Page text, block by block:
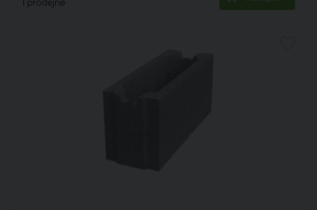
1 prodejně